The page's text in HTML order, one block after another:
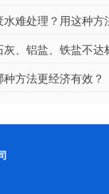
难处理？用这种方
灰、铝盐、铁盐不达
方法更经济有效？